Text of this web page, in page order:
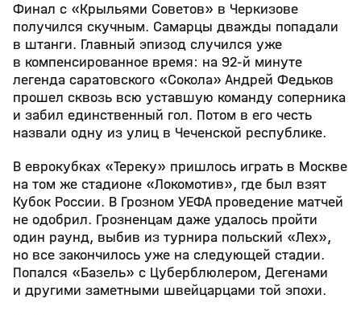
Финал с «Крыльями Советов» в Черкизове
получился скучным. Самарцы дважды попадали
в штанги. Главный эпизод случился уже
в компенсированное время: на 92-й минуте
легенда саратовского «Сокола» Андрей Федьков
прошел сквозь всю уставшую команду соперника
и забил единственный гол. Потом в его честь
назвали одну из улиц в Чеченской республике.
В еврокубках «Тереку» пришлось играть в Москве
на том же стадионе «Локомотив», где был взят
Кубок России. В Грозном УЕФА проведение матчей
не одобрил. Грозненцам даже удалось пройти
один раунд, выбив из турнира польский «Лех»,
но все закончилось уже на следующей стадии.
Попался «Базель» с Цуберблюлером, Дегенами
и другими заметными швейцарцами той эпохи.